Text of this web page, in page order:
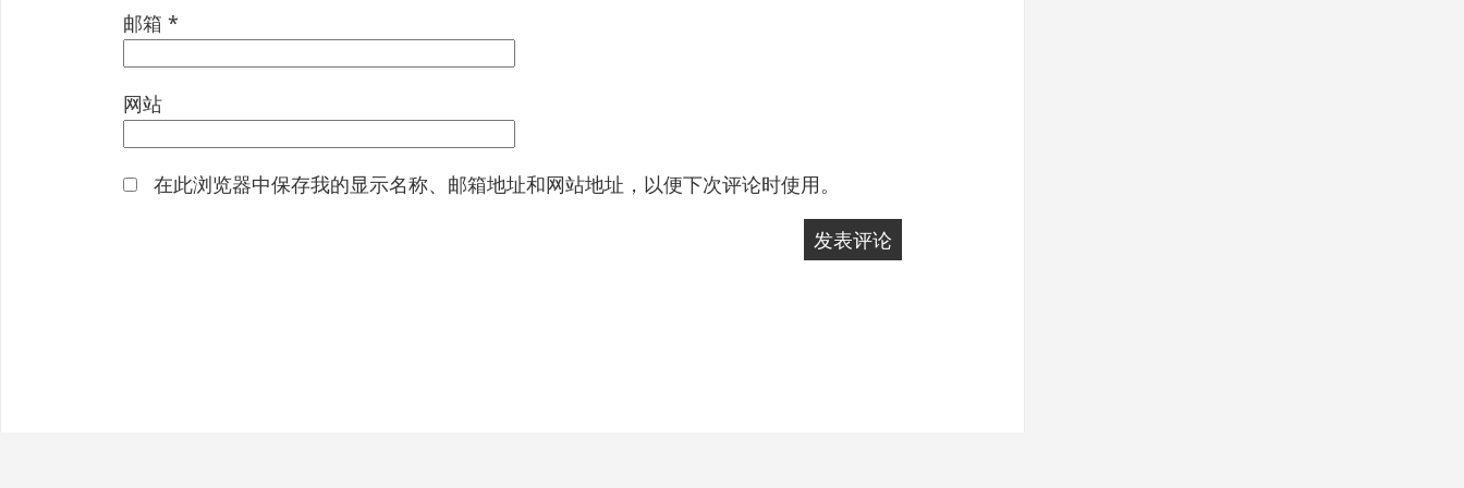
邮箱 *
网站
在此浏览器中保存我的显示名称、邮箱地址和网站地址，以便下次评论时使用。